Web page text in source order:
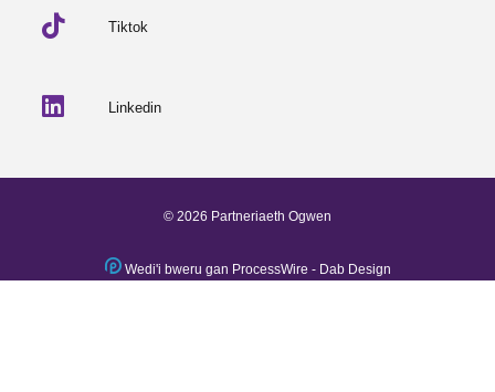
Tiktok
Linkedin
© 2026 Partneriaeth Ogwen
Wedi'i bweru gan ProcessWire - Dab Design